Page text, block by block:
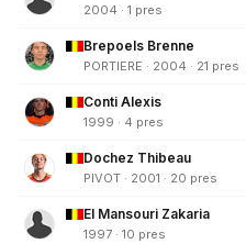
2004 · 1 pres
Brepoels Brenne
PORTIERE · 2004 · 21 pres
Conti Alexis
1999 · 4 pres
Dochez Thibeau
PIVOT · 2001 · 20 pres
El Mansouri Zakaria
1997 · 10 pres